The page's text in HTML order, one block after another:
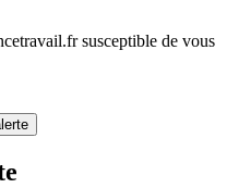
susceptible de vous